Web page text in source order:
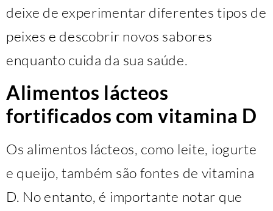
deixe de experimentar diferentes tipos de
peixes e descobrir novos sabores
enquanto cuida da sua saúde.
Alimentos lácteos
fortificados com vitamina D
Os alimentos lácteos, como leite, iogurte
e queijo, também são fontes de vitamina
D. No entanto, é importante notar que